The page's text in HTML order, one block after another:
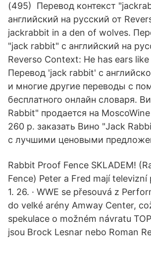
(495) Перевод контекст
английский на русский от
jackrabbit in a den of wolves.
"jack rabbit" c английский на
Reverso Context: He has ears
Перевод 'jack rabbit' с
и многие другие переводы с
бесплатного онлайн словаря.
Rabbit" продается на
260 р. заказать Вино "Jack
с лучшими ценовыми
Rabbit Proof Fence SKLADEM!
Fence) Peter a Fred mají
1. 26. · WWE se přesouvá z
do velké arény Amway Center,
spekulace o možném návratu
jsou Brock Lesnar nebo Roman